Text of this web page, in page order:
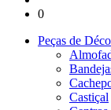
0
Peças de
Castiçal